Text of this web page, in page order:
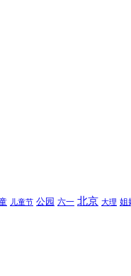
儿童节 公园 六一 北京 大理 姐